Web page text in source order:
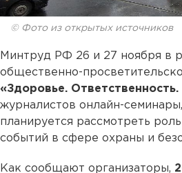
© Фото из открытых источников
Минтруд РФ 26 и 27 ноября в
общественно-
«Здоровье.
журналистов онлайн-
планируется рассмотреть
событий в сфере охраны и
Как сообщают организаторы,